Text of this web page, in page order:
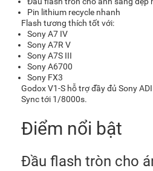
Pin lithium recycle nhanh
Flash tương thích tốt với:
Sony A7 IV
Sony A7R V
Sony A7S III
Sony A6700
Sony FX3
Godox V1-S hỗ trợ đầy đủ Sony
Sync tới 1/8000s.
Điểm nổi bật
Đầu flash tròn cho